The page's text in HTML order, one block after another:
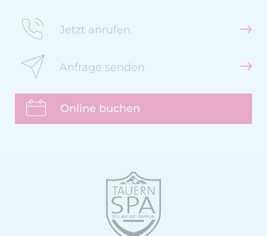
Jetzt anrufen
Anfrage senden
Online buchen